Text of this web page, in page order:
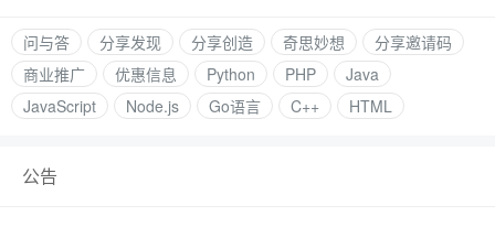
问与答 分享发现 分享创造 奇思妙想
分享邀请码
商业推广
优惠信息 Python PHP
Java
JavaScript
Node.js Go语言 C++ HTML
公告